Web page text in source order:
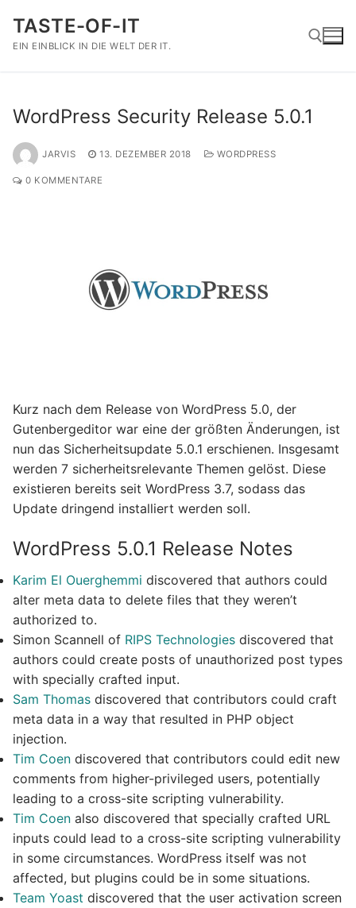
Inhalt
springen
TASTE-OF-IT
EIN EINBLICK IN DIE WELT DER IT.
WordPress Security Release 5.0.1
JARVIS 13. DEZEMBER 2018 WORDPRESS
0 KOMMENTARE
Kurz nach dem Release von WordPress 5.0, der
Gutenbergeditor war eine der größten Änderungen, ist
nun das Sicherheitsupdate 5.0.1 erschienen. Insgesamt
werden 7 sicherheitsrelevante Themen gelöst. Diese
existieren bereits seit WordPress 3.7, sodass das
Update dringend installiert werden soll.
WordPress 5.0.1 Release Notes
Karim El Ouerghemmi discovered that authors could
alter meta data to delete files that they weren’t
authorized to.
Simon Scannell of RIPS Technologies discovered that
authors could create posts of unauthorized post types
with specially crafted input.
Sam Thomas discovered that contributors could craft
meta data in a way that resulted in PHP object
injection.
Tim Coen discovered that contributors could edit new
comments from higher-privileged users, potentially
leading to a cross-site scripting vulnerability.
Tim Coen also discovered that specially crafted URL
inputs could lead to a cross-site scripting vulnerability
in some circumstances. WordPress itself was not
affected, but plugins could be in some situations.
Team Yoast discovered that the user activation screen